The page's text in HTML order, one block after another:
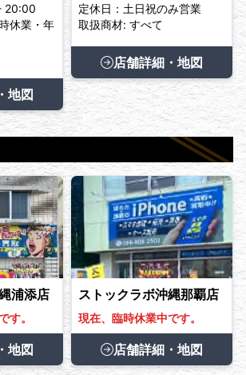
20:00
休業・年
地図
定休日：土日祝のみ営業
取扱商材: すべて
店舗詳細・地図
浦添店
す。
地図
ストックラボ沖縄那覇店
現在、臨時休業中です。
店舗詳細・地図